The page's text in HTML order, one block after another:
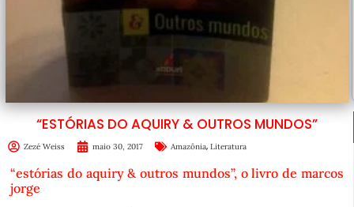
“ESTÓRIAS DO AQUIRY & OUTROS MUNDOS”
Zezé Weiss maio 30, 2017 Amazônia, Literatura
“estórias do aquiry & outros mundos”, o livro de marcos
jorge